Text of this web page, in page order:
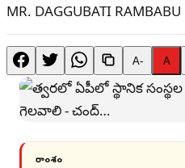
MR. DAGGUBATI RAMBABU
A- A
సారాంశం